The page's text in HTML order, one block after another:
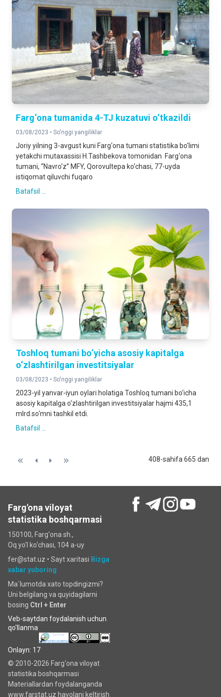
Farg‘ona tumanida 4-TJ kuzatuvi o‘tkazildi
03/08/2023 • So'nggi yangiliklar
Joriy yilning 3-avgust kuni Farg‘ona tumani statistika bo‘limi
yetakchi mutaxassisi H.Tashbekova tomonidan Farg‘ona
tumani, “Navro‘z” MFY, Qorovultepa ko‘chasi, 77-uyda
istiqomat qiluvchi fuqaro
Batafsil ...
Toshloq tumani bo‘yicha asosiy kapitalga
o‘zlashtirilgan investitsiyalar
03/08/2023 • So'nggi yangiliklar
2023-yil yanvar-iyun oylari holatiga Toshloq tumani bo‘icha
asosiy kapitalga o‘zlashtirilgan investitsiyalar hajmi 435,1
mlrd.so‘mni tashkil etdi.
Batafsil ...
408-sahifa 665 dan
Farg'ona viloyat
statistika boshqarmasi
150100, Farg'ona sh.,
Oq yo'l ko‘chаsi, 104 a-uy
fer@stat.uz • Sayt xaritasi Bizga
xabar yuboring
Ma`lumotda xato topdingizmi?
Uni belgilang va quyidagilarni
bosing Ctrl + Enter
Veb-saytdan foydalanish uchun
qo'llanma
Onlayn: 17
© 2010-2026 Farg‘ona viloyat
statistika boshqarmasi
Materiallardan foydalanganda
www.farstat.uz havolani keltirish